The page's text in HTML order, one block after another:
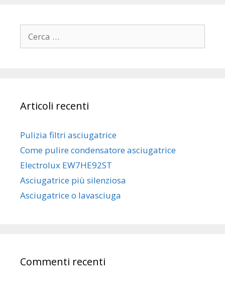
per:
Articoli recenti
Pulizia filtri asciugatrice
Come pulire condensatore asciugatrice
Electrolux EW7HE92ST
Asciugatrice più silenziosa
Asciugatrice o lavasciuga
Commenti recenti